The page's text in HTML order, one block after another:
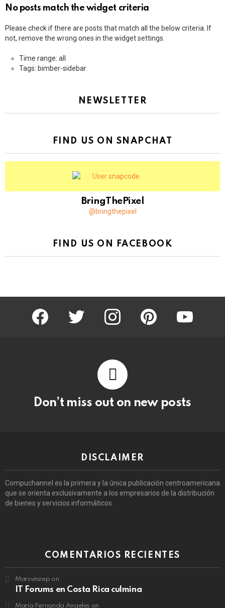
No posts match the widget criteria
Please check if there are posts that match all the below criteria. If
not, remove the wrong ones in the widget settings.
Time range: all
Tags: bimber-sidebar
NEWSLETTER
FIND US ON SNAPCHAT
BringThePixel
@bringthepixel
FIND US ON FACEBOOK
facebook twitter instagram pinterest youtube
Don’t miss out on new posts
DISCLAIMER
Compuchannel es la primera y la única publicación centroamericana
que se orienta exclusivamente a los empresarios de la distribución
de bienes y servicios informáticos.
COMENTARIOS RECIENTES
Marsvinzep on
IT Forums en Costa Rica culmina
María Fernanda Angeles on